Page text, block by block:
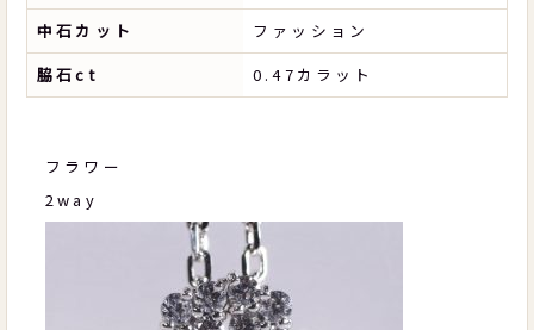
中石カット
ファッション
脇石ct
0.47カラット
フラワー
2way